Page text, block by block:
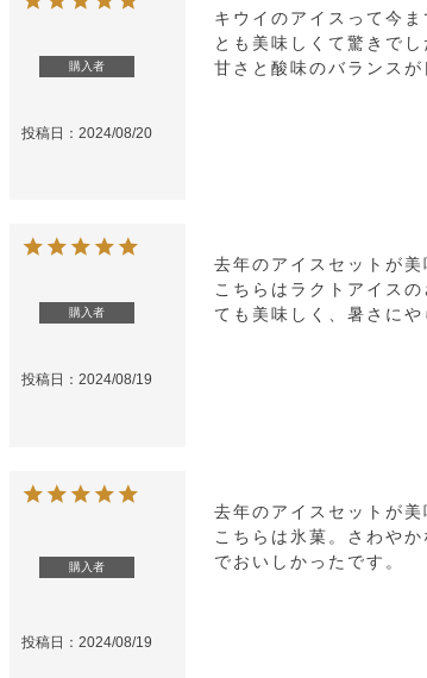
購入者
投稿日 2024/08/20
キウイのアイスって今
とも美味しくて驚きでし
甘さと酸味のバランスが
購入者
投稿日 2024/08/19
去年のアイスセットが
こちらはラクトアイス
ても美味しく、暑さに
購入者
投稿日 2024/08/19
去年のアイスセットが
こちらは氷菓。さわや
でおいしかったです。